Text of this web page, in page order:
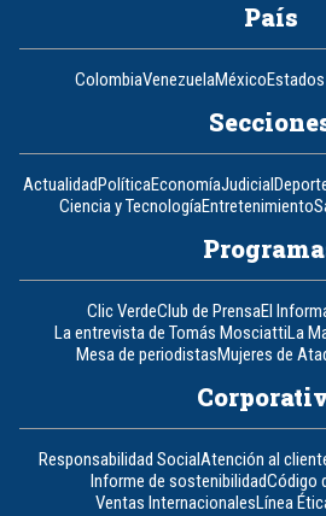
País
ColombiaVenezuelaMéxico
ActualidadPolíticaEconomíaJudicial
Ciencia y TecnologíaEntretenimiento
Clic VerdeClub de PrensaEl
La entrevista de Tomás MosciattiLa
Mesa de periodistasMujeres de
Responsabilidad SocialAtención al
Informe de sostenibilidadCódigo
Ventas InternacionalesLínea